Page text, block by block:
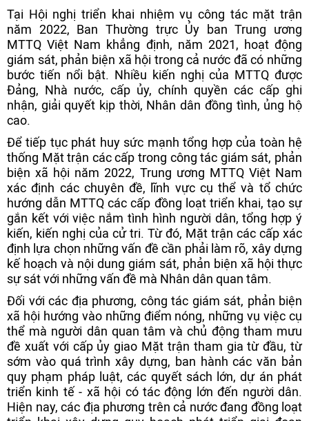
Tại Hội nghị triển khai nhiệm vụ công tác mặt trận
năm 2022, Ban Thường trực Ủy ban Trung ương
MTTQ Việt Nam khẳng định, năm 2021, hoạt động
giám sát, phản biện xã hội trong cả nước đã có những
bước tiến nổi bật. Nhiều kiến nghị của MTTQ được
Đảng, Nhà nước, cấp ủy, chính quyền các cấp ghi
nhận, giải quyết kịp thời, Nhân dân đồng tình, ủng hộ
cao.
Để tiếp tục phát huy sức mạnh tổng hợp của toàn hệ
thống Mặt trận các cấp trong công tác giám sát, phản
biện xã hội năm 2022, Trung ương MTTQ Việt Nam
xác định các chuyên đề, lĩnh vực cụ thể và tổ chức
hướng dẫn MTTQ các cấp đồng loạt triển khai, tạo sự
gắn kết với việc nắm tình hình người dân, tổng hợp ý
kiến, kiến nghị của cử tri. Từ đó, Mặt trận các cấp xác
định lựa chọn những vấn đề cần phải làm rõ, xây dựng
kế hoạch và nội dung giám sát, phản biện xã hội thực
sự sát với những vấn đề mà Nhân dân quan tâm.
Đối với các địa phương, công tác giám sát, phản biện
xã hội hướng vào những điểm nóng, những vụ việc cụ
thể mà người dân quan tâm và chủ động tham mưu
đề xuất với cấp ủy giao Mặt trận tham gia từ đầu, từ
sớm vào quá trình xây dựng, ban hành các văn bản
quy phạm pháp luật, các quyết sách lớn, dự án phát
triển kinh tế - xã hội có tác động lớn đến người dân.
Hiện nay, các địa phương trên cả nước đang đồng loạt